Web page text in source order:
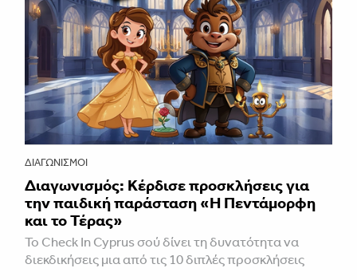
ΔΙΑΓΩΝΙΣΜΟΊ
Διαγωνισμός: Κέρδισε προσκλήσεις για
την παιδική παράσταση «H Πεντάμορφη
και το Τέρας»
Το Check In Cyprus σού δίνει τη δυνατότητα να
διεκδικήσεις μια από τις 10 διπλές προσκλήσεις